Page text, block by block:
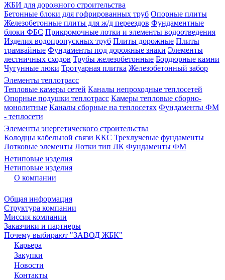
ЖБИ для дорожного строительства
Бетонные блоки для гофрированных труб Опорные плиты
Железобетонные плиты для ж/д переездов Фундаментные
блоки ФБС Прикромочные лотки и элементы водоотведения
Изделия водопропускных труб Плиты дорожные Плиты
трамвайные Фундаменты под дорожные знаки Элементы
лестничных сходов Трубы железобетонные Бордюрные камни
Чугунные люки Тротуарная плитка Железобетонный забор
Элементы теплотрасс
Тепловые камеры сетей Каналы непроходные теплосетей
Опорные подушки теплотрасс Камеры тепловые сборно-
монолитные Каналы сборные на теплосетях Фундаменты ФМ
- теплосети
Элементы энергетического строительства
Колодцы кабельной связи ККС Трехлучевые фундаменты
Лотковые элементы Лотки тип ЛК Фундаменты ФМ
Нетиповые изделия
Нетиповые изделия
О компании
Общая информация
Структура компании
Миссия компании
Заказчики и партнеры
Почему выбирают "ЗАВОД ЖБК"
Карьера
Закупки
Новости
Контакты